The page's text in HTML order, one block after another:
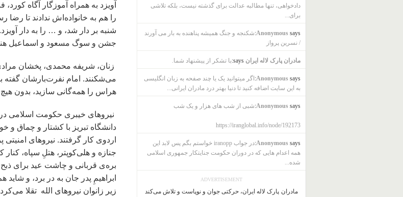
آویزد به همراه آموزگار آگاه
جشن و سوگ مسعود و اسماعیل
زنان،‌ شریفه محمدی، ‌پخشان
می‌شکنند. امام نفرت‌بارشان گفته
هراس را همه‌گانی سازید، بدون هیچ
دانشگاه تبریز با کشتار و چماق
اردوی کار گرفتند. نیروهای
بره‌ی قربانی و چاشت عید برای ذبح
ابراهیمِ پدر جان به در برد، و
زیر زانوان نیروهای‌ الله تقلا
دادخواهی، تنها مطالبه عدالت برای گذشته نیست، بلکه تلاشی
برای...
Anonymoussays:
شکنجه و جنگ همیشه پناهنده به بار می آورند
/ نسرین پرواز
مادران پارک لاله ایران says: با تشکر از پیشنهاد شما.
Anonymoussays:
اگر میتوانید یک یا چند صفحه به زبان انگلیسی
به این سایت اضافه کنید تا دنیا بهتر درد مادران ایرانی...
Anonymoussays: شبی از شب های هزار و یک شب
https://iranglobal.info/node/192173
Anonymoussays:
در جواب iranopp خواستم بگم پس لابد این
همه اعدام هایی که در دوران حکومت جنایتکار جمهوری اسلامی
شده...
ADVERTISEMENT
مادران پارک لاله ایران، حرکتی جوان و نوپاست و تلاش می‌کند